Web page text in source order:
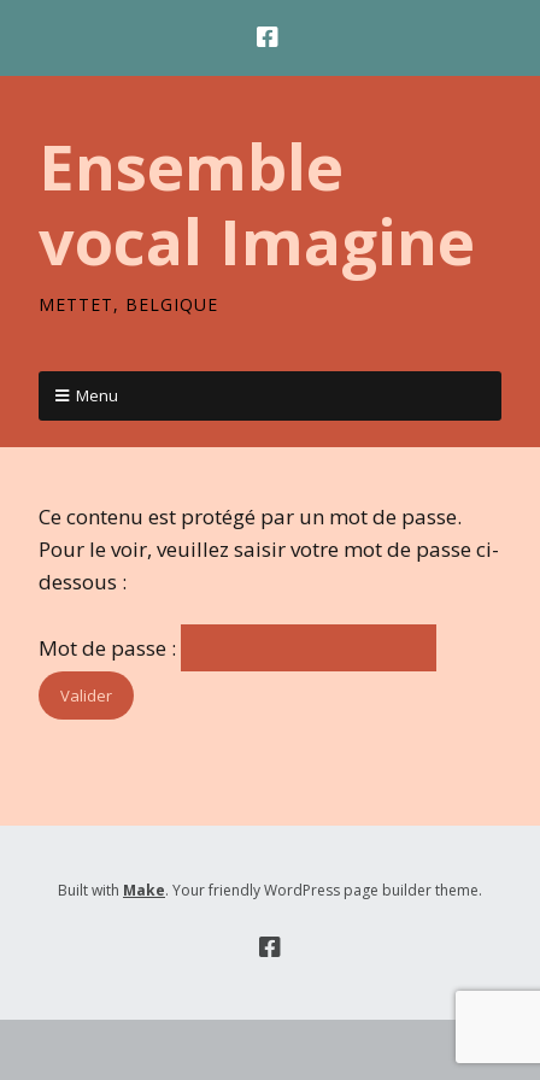
Ensemble
vocal Imagine
METTET, BELGIQUE
Menu
Ce contenu est protégé par un mot de passe.
Pour le voir, veuillez saisir votre mot de passe ci-
dessous :
Mot de passe :
Built with Make. Your friendly WordPress page builder theme.